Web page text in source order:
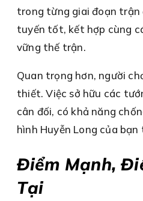
trong từng giai đoạn trận
tuyến tốt, kết hợp cùng
vững thế trận.
Quan trọng hơn, người
thiết. Việc sở hữu các
cân đối, có khả năng
hình Huyễn Long của
Điểm Mạnh,
Tại